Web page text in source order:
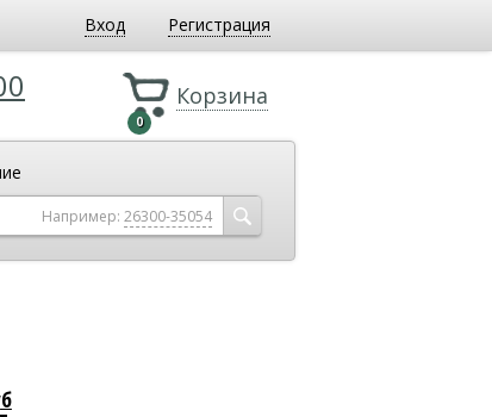
Вход Регистрация
Корзина
0
Например: 26300-35054